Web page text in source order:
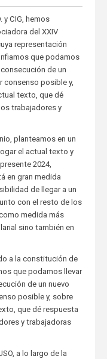
y CIG, hemos
del XXIV
representación
que podamos
de un
consenso posible y,
texto, que dé
trabajadores y
planteamos en un
el actual texto y
2024,
en gran medida
de llegar a un
con el resto de los
medida más
sino también en
a la constitución de
que podamos llevar
de un nuevo
posible y, sobre
que dé respuesta
y trabajadoras
a lo largo de la